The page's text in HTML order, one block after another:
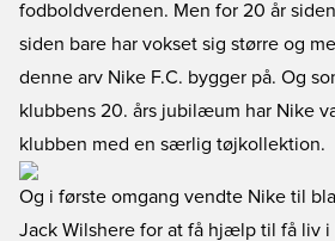
fodboldverdenen. Men for 20 år
siden bare har vokset sig større og
denne arv Nike F.C. bygger på. Og
klubbens 20. års jubilæum har Nike
klubben med en særlig tøjkollektion.
Og i første omgang vendte Nike til
Jack Wilshere for at få hjælp til få liv i